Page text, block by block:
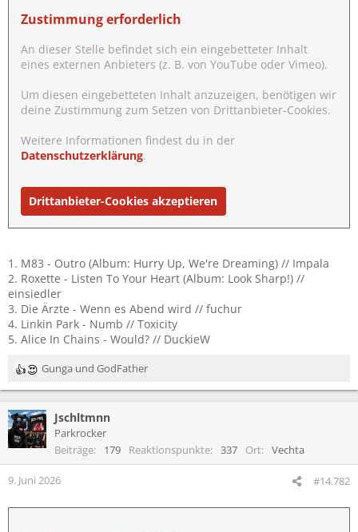
Zustimmung erforderlich
An dieser Stelle befindet sich ein eingebetteter Inhalt
eines externen Anbieters (z. B. von YouTube oder Vimeo).
Um diesen eingebetteten Inhalt anzuzeigen, benötigen wir
deine Zustimmung zum Setzen von Drittanbieter-Cookies.
Weitere Informationen findest du in der
Datenschutzerklärung.
Drittanbieter-Cookies akzeptieren
1. M83 - Outro (Album: Hurry Up, We're Dreaming) // Impala
2. Roxette - Listen To Your Heart (Album: Look Sharp!) //
einsiedler
3. Die Ärzte - Wenn es Abend wird // fuchur
4. Linkin Park - Numb // Toxicity
5. Alice In Chains - Would? // DuckieW
R
e
k
t
i
n
e
Gunga und GodFather
Jschltmnn
Parkrocker
Beiträge
179 Reaktionspunkte 337 Ort Vechta
9. Juni 2026 #14.782